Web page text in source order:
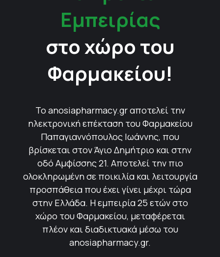
Εμπειρίας
στο χώρο του
Φαρμακείου!
Το anosiapharmacy.gr αποτελεί την
ηλεκτρονική επέκταση του Φαρμακείου
Παπαγιαννόπουλος Ιωάννης, που
βρίσκεται στον Άγιο Δημήτριο και στην
οδό Αμφίσσης 21. Αποτελεί την πιο
ολοκληρωμένη σε ποικιλία και λειτουργία
προσπάθεια που έχει γίνει μέχρι τώρα
στην Ελλάδα. Η εμπειρία 25 ετών στο
χώρο του Φαρμακείου, μεταφέρεται
πλέον και διαδικτυακά μέσω του
anosiapharmacy.gr.